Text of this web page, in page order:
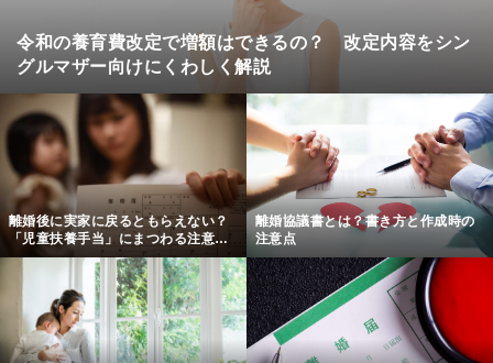
令和の養育費改定で増額はできるの？ 改定内容をシン
グルマザー向けにくわしく解説
離婚後に実家に戻るともらえない？
「児童扶養手当」にまつわる注意点
と対策
離婚協議書とは？書き方と作成時の
注意点